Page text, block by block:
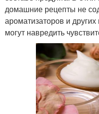
домашние рецепты не
ароматизаторов и
могут навредить